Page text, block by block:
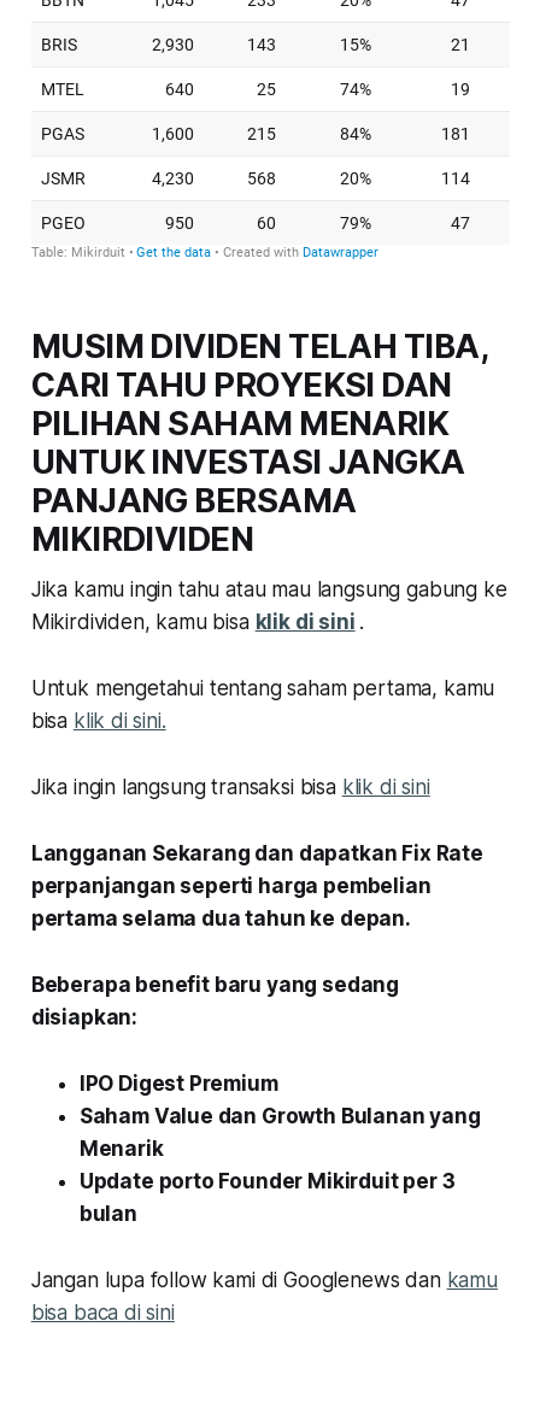
MUSIM DIVIDEN TELAH TIBA,
CARI TAHU PROYEKSI DAN
PILIHAN SAHAM MENARIK
UNTUK INVESTASI JANGKA
PANJANG BERSAMA
MIKIRDIVIDEN
Jika kamu ingin tahu atau mau langsung gabung ke
Mikirdividen, kamu bisa klik di sini .
Untuk mengetahui tentang saham pertama, kamu
bisa klik di sini.
Jika ingin langsung transaksi bisa klik di sini
Langganan Sekarang dan dapatkan Fix Rate
perpanjangan seperti harga pembelian
pertama selama dua tahun ke depan.
Beberapa benefit baru yang sedang
disiapkan:
IPO Digest Premium
Saham Value dan Growth Bulanan yang
Menarik
Update porto Founder Mikirduit per 3
bulan
Jangan lupa follow kami di Googlenews dan kamu
bisa baca di sini